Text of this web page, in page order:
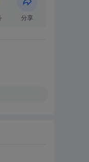
分享